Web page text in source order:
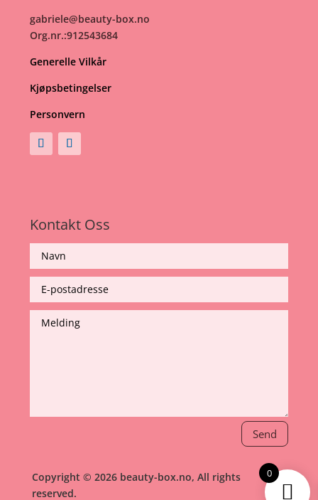
gabriele@beauty-box.no
Org.nr.:912543684
Generelle Vilkår
Kjøpsbetingelser
Personvern
Kontakt Oss
Send
Copyright © 2026 beauty-box.no, All rights
reserved.
0